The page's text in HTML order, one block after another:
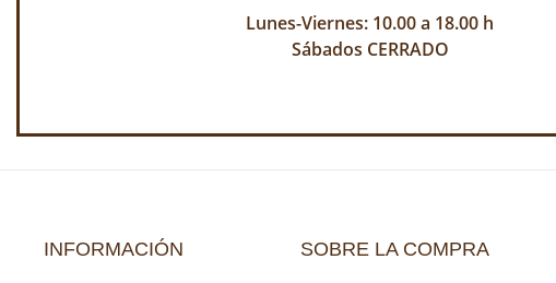
Lunes-Viernes: 10.00 a 18.00 h
Sábados CERRADO
INFORMACIÓN SOBRE LA COMPRA